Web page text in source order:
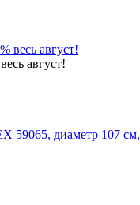
август!
59065, диаметр 107